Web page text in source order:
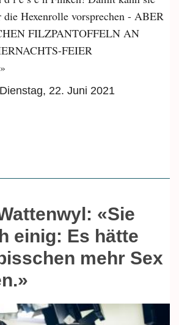
Hexenrolle vorsprechen - ABER
FILZPANTOFFELN AN
FEIER
Dienstag, 22. Juni 2021
«Sie
einig: Es hätte
mehr Sex